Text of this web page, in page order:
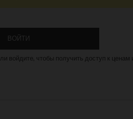
ВОЙТИ
войдите, чтобы получить доступ к